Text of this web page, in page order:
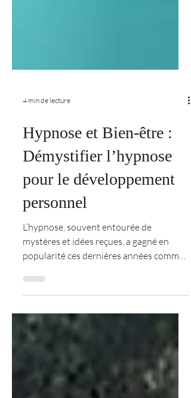
4 min de lecture
Hypnose et Bien-être :
Démystifier l’hypnose
pour le développement
personnel
L’hypnose, souvent entourée de
popularité ces dernières années comme
outil puissant pour le...